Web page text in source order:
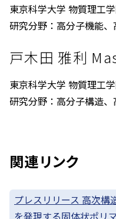
東京科学大学 物質理工
研究分野：高分子機能
戸木田 雅利
東京科学大学 物質理工
研究分野：高分子構造
関連リンク
プレスリリース 高次構
を発現する固体状ポリ